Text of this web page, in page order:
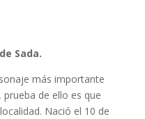
Sada.
más importante
de ello es que
Nació el 10 de